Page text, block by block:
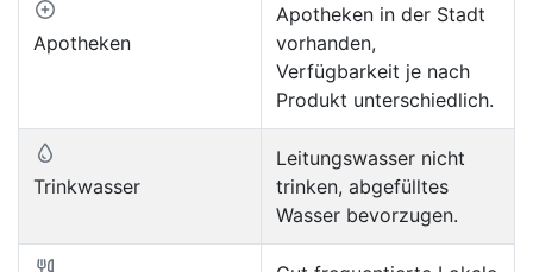
Apotheken
Apotheken in der Stadt
vorhanden,
Verfügbarkeit je nach
Produkt unterschiedlich.
Trinkwasser
Leitungswasser nicht
trinken, abgefülltes
Wasser bevorzugen.